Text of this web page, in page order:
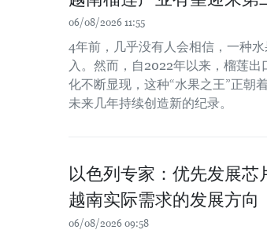
06/08/2026 11:55
4年前，几乎没有人会相信，一种
入。然而，自2022年以来，榴莲
化不断显现，这种“水果之王”正朝
未来几年持续创造新的纪录。
以色列专家：优先发展
越南实际需求的发展方向
06/08/2026 09:58